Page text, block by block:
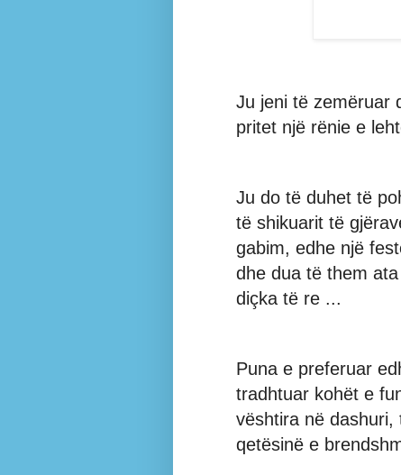
Ju jeni të zemëruar
pritet një rënie e
Ju do të duhet të
të shikuarit të
gabim, edhe një
dhe dua të them
diçka të re ...
Puna e preferuar
tradhtuar kohët e
vështira në
qetësinë e